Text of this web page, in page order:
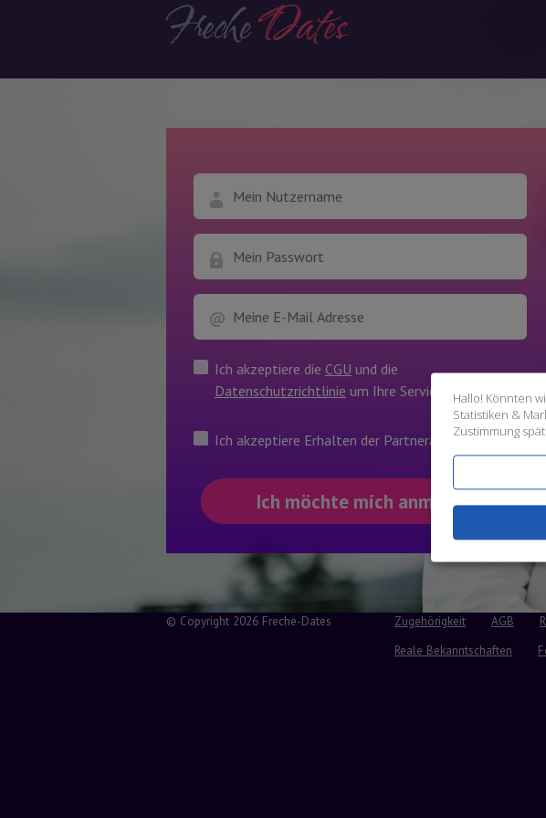
Ich akzeptiere die CGU und die
Datenschutzrichtlinie um Ihre Services zu erhalten
Ich akzeptiere Erhalten der Partnerangebote
© Copyright 2026 Freche-Dates Zugehörigkeit AGB
Reale Bekanntschaften
Hallo! Könnten
Statistiken &
Zustimmung